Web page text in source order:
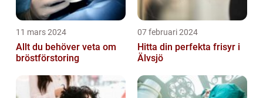
11 mars 2024
Allt du behöver veta om
bröstförstoring
07 februari 2024
Hitta din perfekta frisyr i
Älvsjö